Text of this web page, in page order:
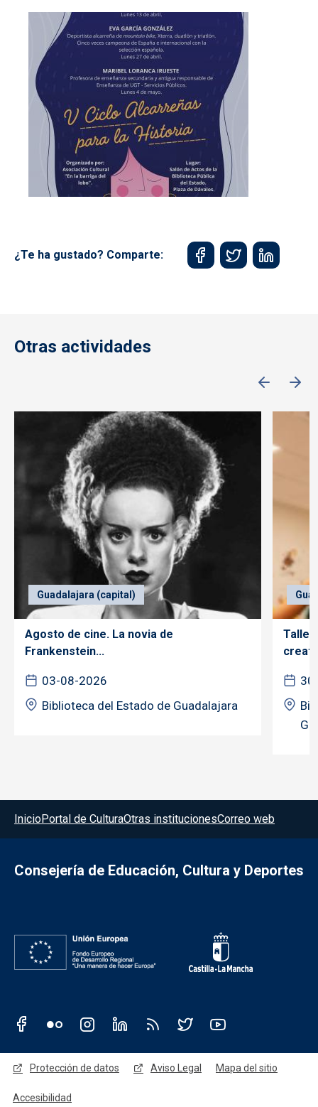
¿Te ha gustado? Comparte:
Otras actividades
Guadalajara (capital)
Agosto de cine. La novia de
Frankenstein...
03-08-2026
Biblioteca del Estado de Guadalajara
Taller
Menú del pie
InicioPortal de CulturaOtras institucionesCorreo web
Consejería de Educación, Cultura y Deportes
Redes sociales JCCM
Menú legal
Protección de datos Aviso Legal Mapa del sitio
Accesibilidad